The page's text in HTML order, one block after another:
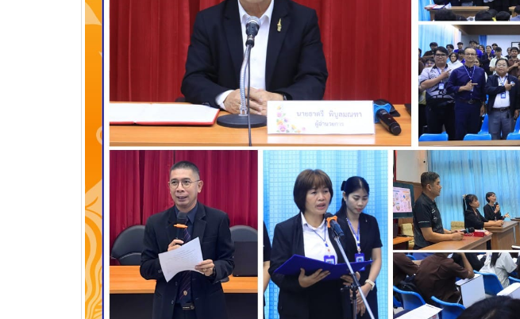
วท.อุบลฯ ต้อนรับผู้แทนจาก
บริษัท แบ็กส์บริการภาคพื้น
จำกัดร่วมมือทางวิชาการ
เพื่อพัฒนาศักยภาพผู้เรียนสู่ภาคอุสา
หกรรมการบิน
วท.อุบลฯ นำนักเรียน
นักศึกษา เข้ารับการทดสอบ
เพื่อจัดทำใบขับขี่รถ
จักรยานยนต์ ภายใต้โครงการเทคนิค
วท.อุบลฯ ต้อนรับคณะ
กรรมการติดตามการ
ติดตามการดำเนินงานของ
สถานศึกษาในการขับเคลื่อนการจัดการ
อาชีวศึกษา ปีงบประมาณ พ.ศ. 2569